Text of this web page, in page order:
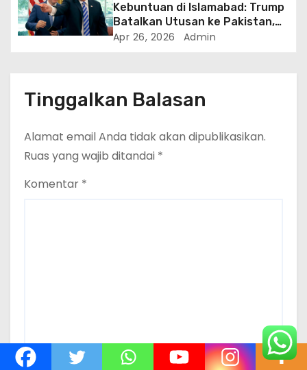
Kebuntuan di Islamabad: Trump
Batalkan Utusan ke Pakistan,
Klaim Terima Proposal Baru dari
Apr 26, 2026 Admin
Tinggalkan Balasan
Alamat email Anda tidak akan dipublikasikan.
Ruas yang wajib ditandai *
Komentar *